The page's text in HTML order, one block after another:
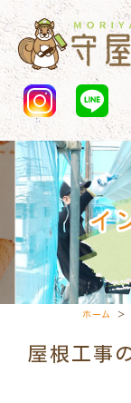
ホーム ＞
屋根工事